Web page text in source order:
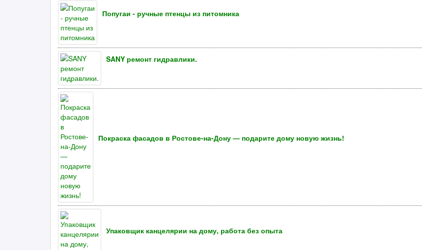
Попугаи - ручные птенцы из питомника
SANY ремонт гидравлики.
Покраска фасадов в Ростове-на-Дону — подарите дому новую жизнь!
Упаковщик канцелярии на дому, работа без опыта